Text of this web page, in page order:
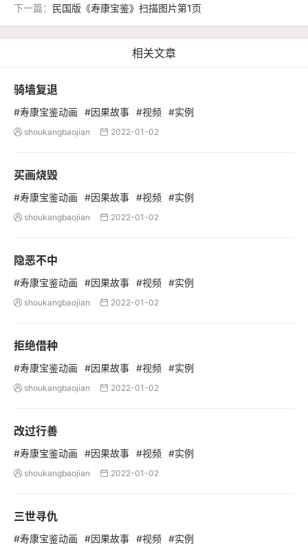
下一篇： 民国版《寿康宝鉴》扫描图片第1页
相关文章
骑墙复退
#寿康宝鉴动画 #因果故事 #视频 #实例
 shoukangbaojian  2022-01-02
买画烧毁
#寿康宝鉴动画 #因果故事 #视频 #实例
 shoukangbaojian  2022-01-02
隐恶不中
#寿康宝鉴动画 #因果故事 #视频 #实例
 shoukangbaojian  2022-01-02
拒绝借种
#寿康宝鉴动画 #因果故事 #视频 #实例
 shoukangbaojian  2022-01-02
改过行善
#寿康宝鉴动画 #因果故事 #视频 #实例
 shoukangbaojian  2022-01-02
三世寻仇
#寿康宝鉴动画 #因果故事 #视频 #实例